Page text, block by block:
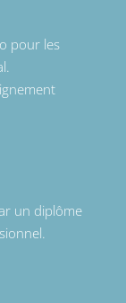
pour les
un diplôme